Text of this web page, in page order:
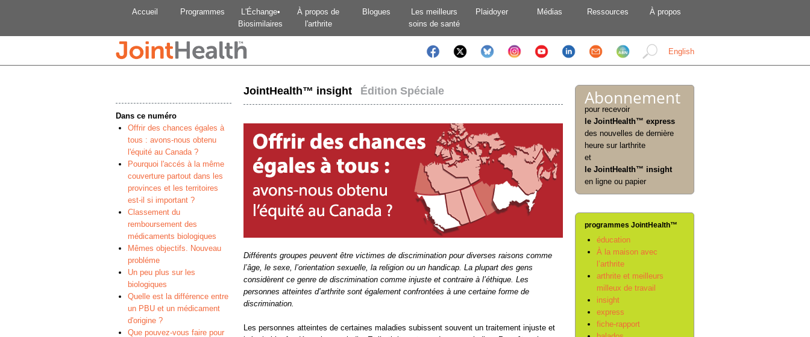
Accueil Programmes
L'Échange•
Biosimilaires
À propos de
l'arthrite
Blogues
Les meilleurs
soins de santé
Plaidoyer Médias Ressources À propos
English
Dans ce numéro
Offrir des chances égales à
tous : avons-nous obtenu
l'équité au Canada ?
Pourquoi l'accés à la même
couverture partout dans les
provinces et les territoires
est-il si important ?
Classement du
remboursement des
médicaments biologiques
Mêmes objectifs. Nouveau
probléme
Un peu plus sur les
biologiques
Quelle est la différence entre
un PBU et un médicament
d'origine ?
Que pouvez-vous faire pour
JointHealth™ insight Édition Spéciale
Différents groupes peuvent être victimes de discrimination pour diverses raisons comme
l’âge, le sexe, l’orientation sexuelle, la religion ou un handicap. La plupart des gens
considèrent ce genre de discrimination comme injuste et contraire à l’éthique. Les
personnes atteintes d’arthrite sont également confrontées à une certaine forme de
discrimination.
Les personnes atteintes de certaines maladies subissent souvent un traitement injuste et
Abonnement
pour recevoir
le JointHealth™ express
des nouvelles de dernière
heure sur larthrite
et
le JointHealth™ insight
en ligne ou papier
programmes JointHealth™
éducation
À la maison avec
l’arthrite
arthrite et meilleurs
milleux de travail
insight
express
fiche-rapport